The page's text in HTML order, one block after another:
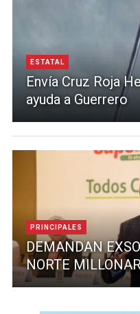
ESTATAL
Envía Cruz Roja
ayuda a Guerrero
PRINCIPALES
DEMANDAN
NORTE